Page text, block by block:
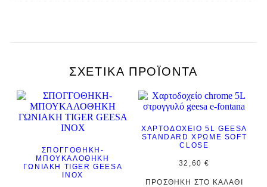
ΣΧΕΤΙΚΆ ΠΡΟΪΌΝΤΑ
ΣΠΟΓΓΟΘΉΚΗ-
ΜΠΟΥΚΑΛΟΘΉΚΗ
ΓΩΝΙΑΚΉ TIGER GEESA
INOX
ΧΑΡΤΟΔΟΧΕΊΟ 5L GEESA
STANDARD ΧΡΩΜΈ SOFT
CLOSE
32,60€
ΠΡΟΣΘΉΚΗ ΣΤΟ ΚΑΛΆΘΙ